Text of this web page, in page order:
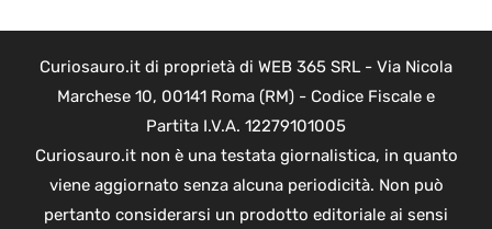
Curiosauro.it di proprietà di WEB 365 SRL - Via Nicola
Marchese 10, 00141 Roma (RM) - Codice Fiscale e
Partita I.V.A. 12279101005
Curiosauro.it non è una testata giornalistica, in quanto
viene aggiornato senza alcuna periodicità. Non può
pertanto considerarsi un prodotto editoriale ai sensi